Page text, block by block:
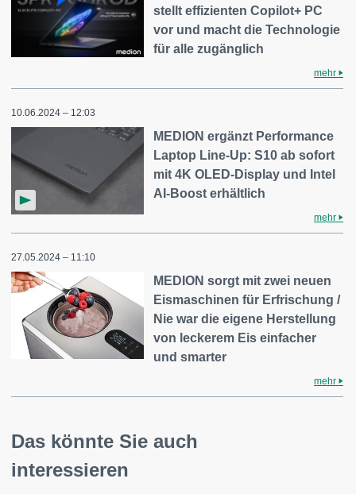
stellt effizienten Copilot+ PC
vor und macht die Technologie
für alle zugänglich
mehr
10.06.2024 – 12:03
MEDION ergänzt Performance
Laptop Line-Up: S10 ab sofort
mit 4K OLED-Display und Intel
AI-Boost erhältlich
mehr
27.05.2024 – 11:10
MEDION sorgt mit zwei neuen
Eismaschinen für Erfrischung /
Nie war die eigene Herstellung
von leckerem Eis einfacher
und smarter
mehr
Das könnte Sie auch
interessieren